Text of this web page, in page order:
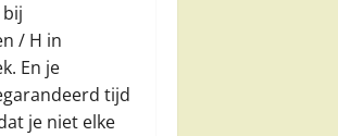
/ H in
En je
tijd
je niet elke